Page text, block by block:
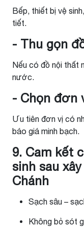
Bếp, thiết bị vệ
tiết.
- Thu gọn
Nếu có đồ nội thất
nước.
- Chọn đơn
Ưu tiên đơn vị có
báo giá minh bạch.
9. Cam kết
sinh sau
Chánh
Sạch sâu –
Không bỏ sót